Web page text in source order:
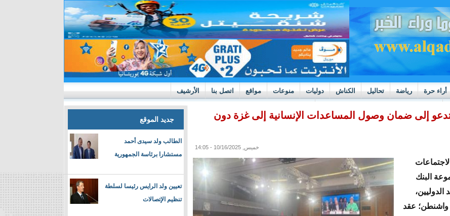
أراء حرة رياضة تحاليل الكناش دوليات منوعات مواقع اتصل بنا الأرشيف
تدعو إلى ضمان وصول المساعدات الإنسانية إلى غزة دون
خميس, 10/16/2025 - 14:05
البنك
الدوليين،
واشنطن؛ عقد
جديد الموقع
الطالب ولد سيدى أحمد
مستشارا برئاسة الجمهورية
تعيين ولد الرايس رئيسا لسلطة
تنظيم الإتصالات